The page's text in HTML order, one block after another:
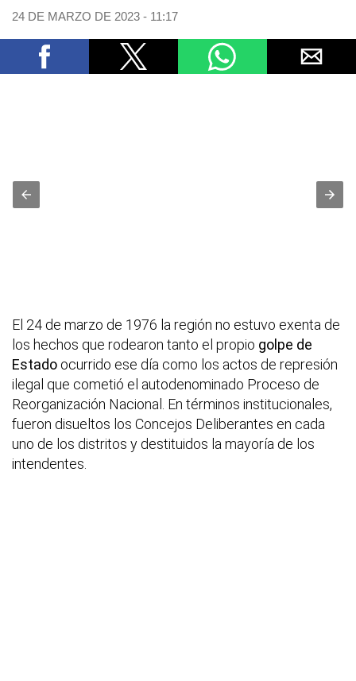
24 DE MARZO DE 2023 - 11:17
El 24 de marzo de 1976 la región no estuvo exenta de
los hechos que rodearon tanto el propio golpe de
Estado ocurrido ese día como los actos de represión
ilegal que cometió el autodenominado Proceso de
Reorganización Nacional. En términos institucionales,
fueron disueltos los Concejos Deliberantes en cada
uno de los distritos y destituidos la mayoría de los
intendentes.